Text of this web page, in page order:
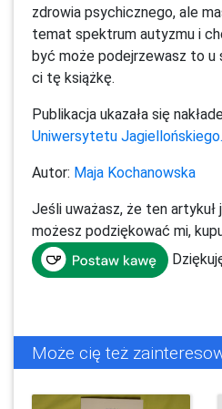
zdrowia psychicznego, ale
temat spektrum autyzmu i
być może podejrzewasz to u
ci tę książkę.
Publikacja ukazała się
Uniwersytetu Jagiellońskiego.
Autor: Maja Kochanowska
Jeśli uważasz, że ten
możesz podziękować mi,
Może cię też